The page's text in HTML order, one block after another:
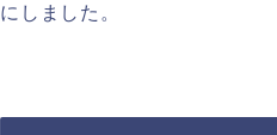
にしました。